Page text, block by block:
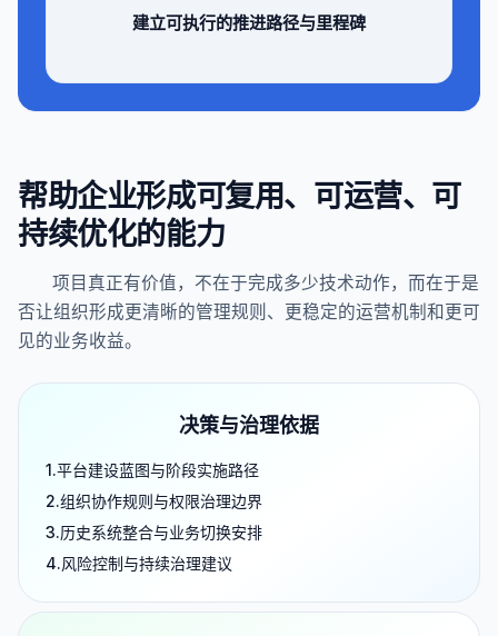
建立可执行的推进路径与里程碑
帮助企业形成可复用、可运营、可
持续优化的能力
项目真正有价值，不在于完成多少技术动作，而在于是
否让组织形成更清晰的管理规则、更稳定的运营机制和更可
见的业务收益。
决策与治理依据
平台建设蓝图与阶段实施路径
组织协作规则与权限治理边界
历史系统整合与业务切换安排
风险控制与持续治理建议